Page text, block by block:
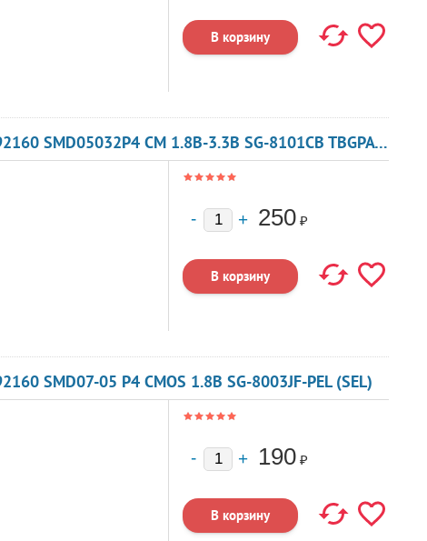
КВАРЦЕВЫЙ ГЕНЕРАТОР 92.160 МГЦ - 92160 SMD05032P4 CM 1.8В-3.3В SG-8101CB TBGPA ИЛИ TBGSA
250 ₽
SMD07-05 P4 CMOS 1.8В SG-8003JF-PEL (SEL)
190 ₽